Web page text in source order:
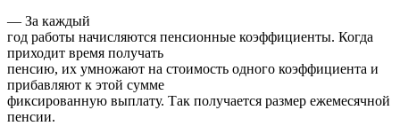
— За каждый
год работы начисляются пенсионные коэффициенты. Когда
приходит время получать
пенсию, их умножают на стоимость одного коэффициента и
прибавляют к этой сумме
фиксированную выплату. Так получается размер ежемесячной
пенсии.